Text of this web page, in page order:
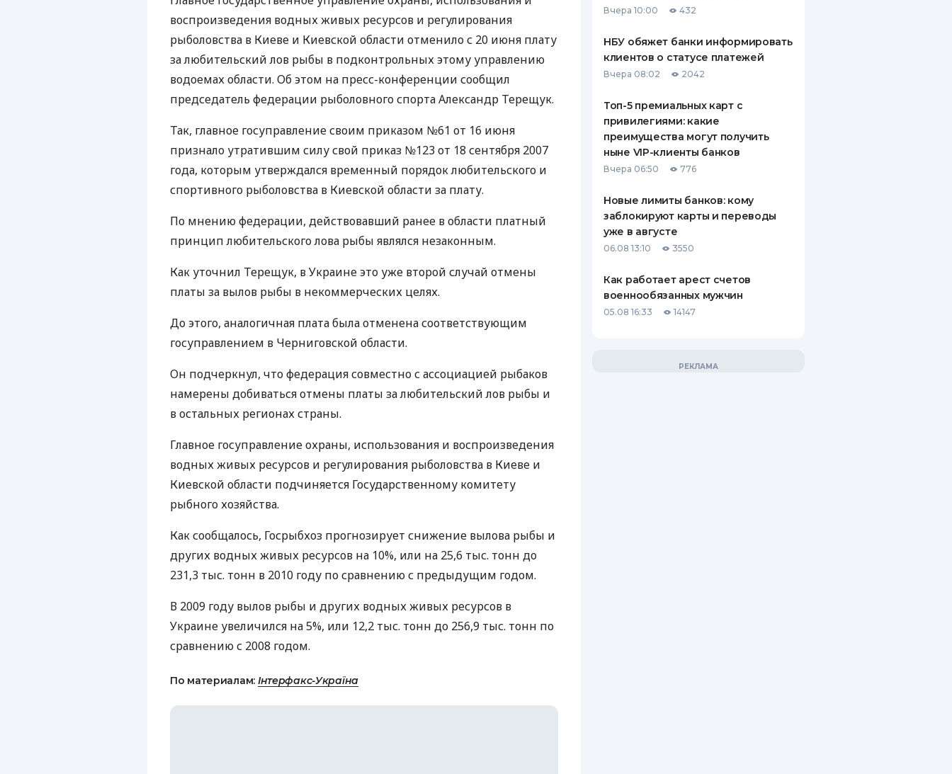
ЕЖЕМЕСЯЧНЫЙ ОБЗОР
КЕШБЭКА
ПУТЕВОДИТЕЛИ ПО
БАНКОВСКИМ КАРТАМ
СТРАХОВАНИЮ
ВСЕ СТРАХОВЫЕ ПОЛИСЫ
ОТЗЫВЫ О СТРАХОВЫХ
КОМПАНИЯХ
воспроизведения водных живых ресурсов и регулирования
рыболовства в Киеве и Киевской области отменило с 20 июня плату
за любительский лов рыбы в подконтрольных этому управлению
водоемах области. Об этом на пресс-конференции сообщил
председатель федерации рыболовного спорта Александр Терещук.
Так, главное госуправление своим приказом №61 от 16 июня
признало утратившим силу свой приказ №123 от 18 сентября 2007
года, которым утверждался временный порядок любительского и
спортивного рыболовства в Киевской области за плату.
По мнению федерации, действовавший ранее в области платный
принцип любительского лова рыбы являлся незаконным.
Как уточнил Терещук, в Украине это уже второй случай отмены
платы за вылов рыбы в некоммерческих целях.
До этого, аналогичная плата была отменена соответствующим
госуправлением в Черниговской области.
Он подчеркнул, что федерация совместно с ассоциацией рыбаков
намерены добиваться отмены платы за любительский лов рыбы и
в остальных регионах страны.
Главное госуправление охраны, использования и воспроизведения
водных живых ресурсов и регулирования рыболовства в Киеве и
Киевской области подчиняется Государственному комитету
рыбного хозяйства.
Как сообщалось, Госрыбхоз прогнозирует снижение вылова рыбы и
других водных живых ресурсов на 10%, или на 25,6 тыс. тонн до
231,3 тыс. тонн в 2010 году по сравнению с предыдущим годом.
В 2009 году вылов рыбы и других водных живых ресурсов в
Украине увеличился на 5%, или 12,2 тыс. тонн до 256,9 тыс. тонн по
сравнению с 2008 годом.
По материалам: Інтерфакс-Україна
Вчера 10:00 432
НБУ обяжет банки информировать
клиентов о статусе платежей
Вчера 08:02 2042
Топ-5 премиальных карт с
привилегиями: какие
преимущества могут получить
ныне VIP-клиенты банков
Вчера 06:50 776
Новые лимиты банков: кому
заблокируют карты и переводы
уже в августе
06.08 13:10 3550
Как работает арест счетов
военнообязанных мужчин
05.08 16:33 14147